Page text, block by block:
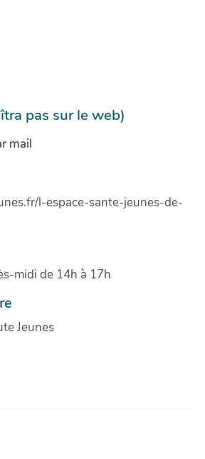
pas sur le web)
mail
l-espace-sante-jeunes-de-
midi de 14h à 17h
Jeunes